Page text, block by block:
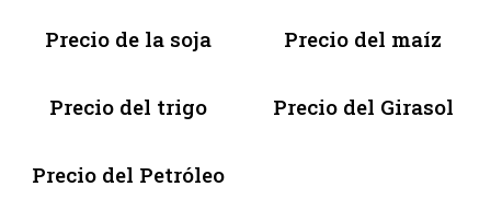
Precio de la soja Precio del maíz
Precio del trigo Precio del Girasol
Precio del Petróleo